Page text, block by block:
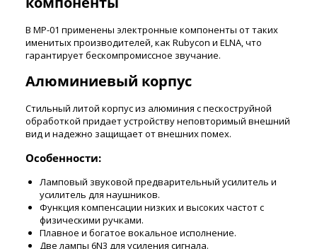
В МР-01 применены электронные компоненты от таких
именитых производителей, как Rubycon и ЕLNА, что
гарантирует бескомпромиссное звучание.
Алюминиевый корпус
Стильный литой корпус из алюминия с пескоструйной
обработкой придает устройству неповторимый внешний
вид и надежно защищает от внешних помех.
Особенности:
Ламповый звуковой предварительный усилитель и
усилитель для наушников.
Функция компенсации низких и высоких частот с
физическими ручками.
Плавное и богатое вокальное исполнение.
Две лампы 6N3 для усиления сигнала.